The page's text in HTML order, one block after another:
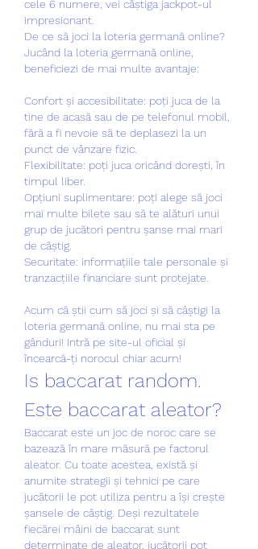
cele 6 numere, vei câștiga jackpot-ul
impresionant.
De ce să joci la loteria germană online?
Jucând la loteria germană online,
beneficiezi de mai multe avantaje:
Confort și accesibilitate: poți juca de la
tine de acasă sau de pe telefonul mobil,
fără a fi nevoie să te deplasezi la un
punct de vânzare fizic.
Flexibilitate: poți juca oricând dorești, în
timpul liber.
Opțiuni suplimentare: poți alege să joci
mai multe bilete sau să te alături unui
grup de jucători pentru șanse mai mari
de câștig.
Securitate: informațiile tale personale și
tranzacțiile financiare sunt protejate.
Acum că știi cum să joci și să câștigi la
loteria germană online, nu mai sta pe
gânduri! Intră pe site-ul oficial și
încearcă-ți norocul chiar acum!
Is baccarat random.
Este baccarat aleator?
Baccarat este un joc de noroc care se
bazează în mare măsură pe factorul
aleator. Cu toate acestea, există și
anumite strategii și tehnici pe care
jucătorii le pot utiliza pentru a își crește
șansele de câștig. Deși rezultatele
fiecărei mâini de baccarat sunt
determinate de aleator, jucătorii pot